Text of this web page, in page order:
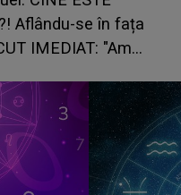
Aflându-se în fața
IMEDIAT: "Am